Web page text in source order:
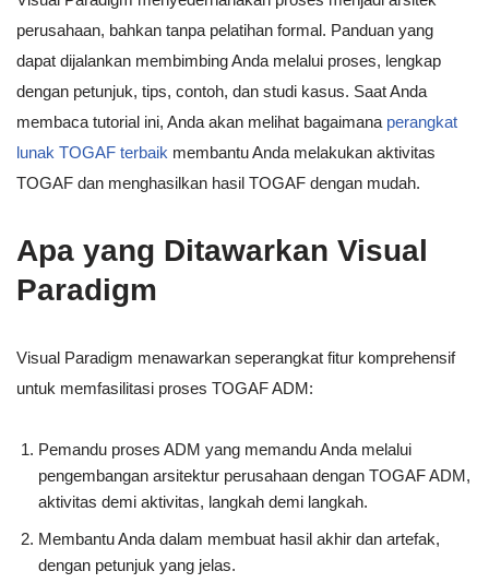
perusahaan, bahkan tanpa pelatihan formal. Panduan yang
dapat dijalankan membimbing Anda melalui proses, lengkap
dengan petunjuk, tips, contoh, dan studi kasus. Saat Anda
membaca tutorial ini, Anda akan melihat bagaimana perangkat
lunak TOGAF terbaik membantu Anda melakukan aktivitas
TOGAF dan menghasilkan hasil TOGAF dengan mudah.
Apa yang Ditawarkan Visual
Paradigm
Visual Paradigm menawarkan seperangkat fitur komprehensif
untuk memfasilitasi proses TOGAF ADM:
Pemandu proses ADM yang memandu Anda melalui
pengembangan arsitektur perusahaan dengan TOGAF ADM,
aktivitas demi aktivitas, langkah demi langkah.
Membantu Anda dalam membuat hasil akhir dan artefak,
dengan petunjuk yang jelas.